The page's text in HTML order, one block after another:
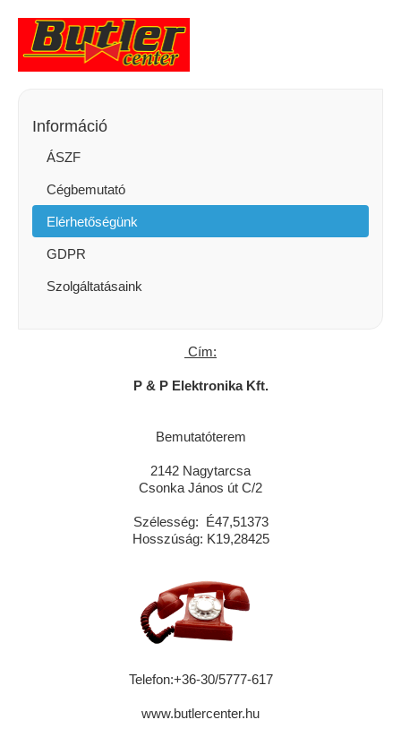
Információ
ÁSZF
Cégbemutató
Elérhetőségünk
GDPR
Szolgáltatásaink
Cím:
P & P Elektronika Kft.
Bemutatóterem
2142 Nagytarcsa
Csonka János út C/2
Szélesség: É47,51373
Hosszúság: K19,28425
Telefon:+36-30/5777-617
www.butlercenter.hu